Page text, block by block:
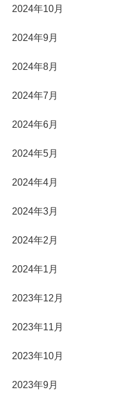
2024年10月
2024年9月
2024年8月
2024年7月
2024年6月
2024年5月
2024年4月
2024年3月
2024年2月
2024年1月
2023年12月
2023年11月
2023年10月
2023年9月